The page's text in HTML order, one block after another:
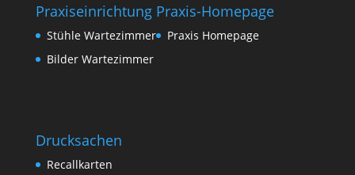
Praxiseinrichtung
Stühle Wartezimmer
Bilder Wartezimmer
Praxis-Homepage
Praxis Homepage
Drucksachen
Recallkarten